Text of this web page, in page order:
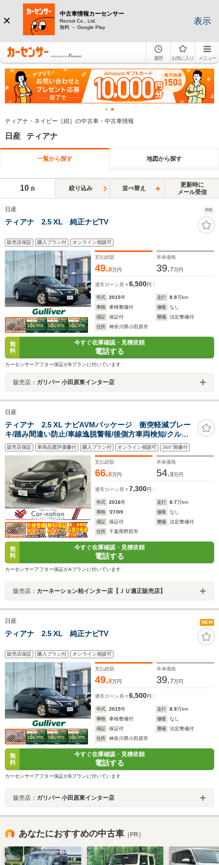
中古車情報カーセンサー
Recruit Co., Ltd.
無料 － Google Play
表示
履歴 お気に入り メニュー
ティアナ・ネイビー［紺］の中古車・中古車情報
日産 ティアナ
一覧から探す 地図から探す
10 台 絞り込み 並べ替え
更新時に
メール受信
日産 PR
ティアナ 2.5 XL 純正ナビTV
販売店保証 購入プラン付 オンライン相談可
支払総額
49.8万円
本体価格
39.7万円
通常ローン 月々6,500円
年式 2015年 走行 8.9万km
車検
車検整備付 修復
なし
保証
保証付 整備
法定整備付
住所
神奈川県小田原市
無
料
今すぐ在庫確認・見積依頼
電話する
カーセンサーアフター保証がBプランに付いています
販売店： ガリバー 小田原東インター店
日産
ティアナ 2.5 XL ナビAVMパッケージ 衝突軽減ブレー
キ/踏み間違い防止/車線逸脱警報/後側方車両検知/クルー
ズコントロール/HIDヘッドランプ/前席パワーシート/助手
席パワーオットマン/アラウンドビュー/純正コネクトナビ/
ビルトインETC
販売店保証 車両品質評価書付 購入プラン付 オンライン相談可 360°画像付
支払総額
66.6万円
本体価格
54.9万円
通常ローン 月々7,300円
年式 2016年 走行 8.7万km
車検
'27/09 修復
なし
保証
保証付 整備
法定整備付
住所
千葉県野田市
無
料
今すぐ在庫確認・見積依頼
電話する
カーセンサーアフター保証がAプランに付いています
販売店： カーネーション柏インター店【ＪＵ適正販売店】
日産 NEW
ティアナ 2.5 XL 純正ナビTV
販売店保証 購入プラン付 オンライン相談可
支払総額
49.8万円
本体価格
39.7万円
通常ローン 月々6,500円
年式 2015年 走行 8.9万km
車検
車検整備付 修復
なし
保証
保証付 整備
法定整備付
住所
神奈川県小田原市
無
料
今すぐ在庫確認・見積依頼
電話する
カーセンサーアフター保証がBプランに付いています
販売店： ガリバー 小田原東インター店
あなたにおすすめの中古車 ［PR］